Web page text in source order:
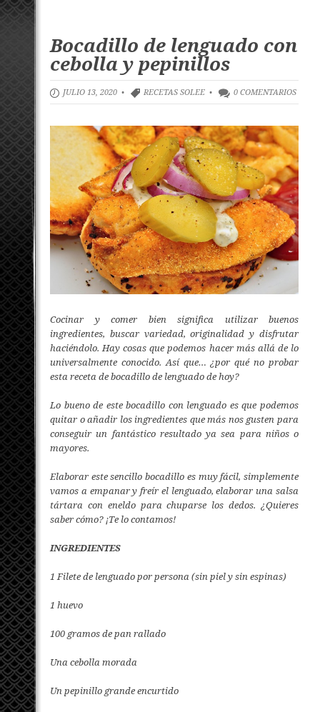
Bocadillo de lenguado con
cebolla y pepinillos
JULIO 13, 2020 • RECETAS SOLEE • 0 COMENTARIOS
Cocinar y comer bien significa utilizar buenos
ingredientes, buscar variedad, originalidad y disfrutar
haciéndolo. Hay cosas que podemos hacer más allá de lo
universalmente conocido. Así que… ¿por qué no probar
esta receta de bocadillo de lenguado de hoy?
Lo bueno de este bocadillo con lenguado es que podemos
quitar o añadir los ingredientes que más nos gusten para
conseguir un fantástico resultado ya sea para niños o
mayores.
Elaborar este sencillo bocadillo es muy fácil, simplemente
vamos a empanar y freír el lenguado, elaborar una salsa
tártara con eneldo para chuparse los dedos. ¿Quieres
saber cómo? ¡Te lo contamos!
INGREDIENTES
1 Filete de lenguado por persona (sin piel y sin espinas)
1 huevo
100 gramos de pan rallado
Una cebolla morada
Un pepinillo grande encurtido